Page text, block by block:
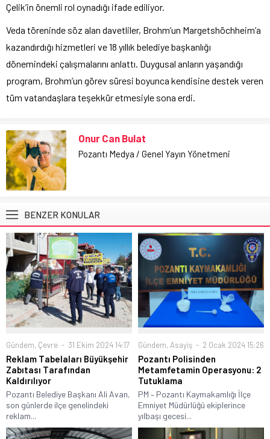
Çelik’in önemli rol oynadığı ifade ediliyor.
Veda töreninde söz alan davetliler, Brohm’un Margetshöchheim’a
kazandırdığı hizmetleri ve 18 yıllık belediye başkanlığı
dönemindeki çalışmalarını anlattı. Duygusal anların yaşandığı
program, Brohm’un görev süresi boyunca kendisine destek veren
tüm vatandaşlara teşekkür etmesiyle sona erdi.
Onur Can Bulat
Pozantı Medya / Genel Yayın Yönetmeni
BENZER KONULAR
Gündem, Çevre 31 Ekim 2024 14:17
Reklam Tabelaları Büyükşehir
Zabıtası Tarafından
Kaldırılıyor
Pozantı Belediye Başkanı Ali Avan,
son günlerde ilçe genelindeki
reklam...
Gündem, Asayiş 2 Ocak 2024 15:26
Pozantı Polisinden
Metamfetamin Operasyonu: 2
Tutuklama
PM – Pozantı Kaymakamlığı İlçe
Emniyet Müdürlüğü ekiplerince
yılbaşı gecesi...